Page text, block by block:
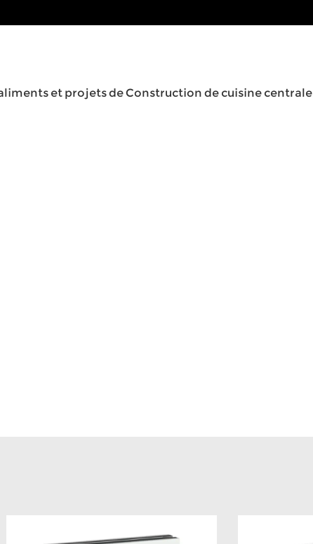
et projets de Construction de cuisine centrale